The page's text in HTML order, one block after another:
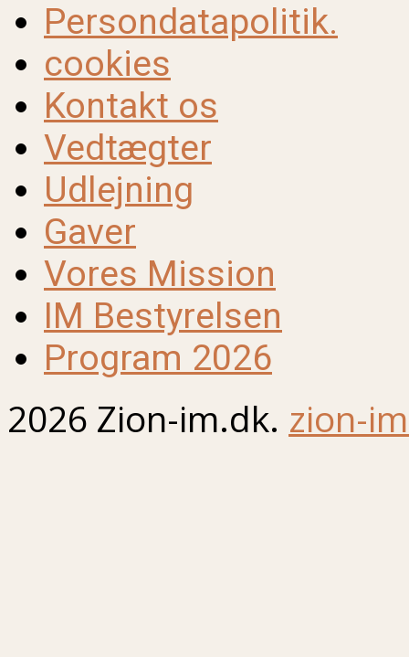
Persondatapolitik.
cookies
Kontakt os
Vedtægter
Udlejning
Gaver
Vores Mission
IM Bestyrelsen
Program 2026
2026 Zion-im.dk. zion-